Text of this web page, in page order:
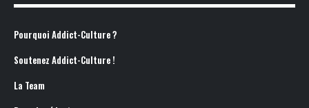
Pourquoi Addict-Culture ?
Soutenez Addict-Culture !
La Team